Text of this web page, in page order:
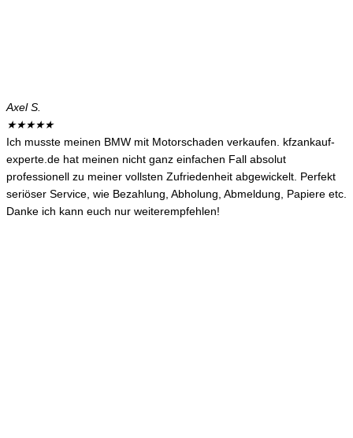
Axel S.
★★★★★
Ich musste meinen BMW mit Motorschaden verkaufen. kfzankauf-
experte.de hat meinen nicht ganz einfachen Fall absolut
professionell zu meiner vollsten Zufriedenheit abgewickelt. Perfekt
seriöser Service, wie Bezahlung, Abholung, Abmeldung, Papiere etc.
Danke ich kann euch nur weiterempfehlen!